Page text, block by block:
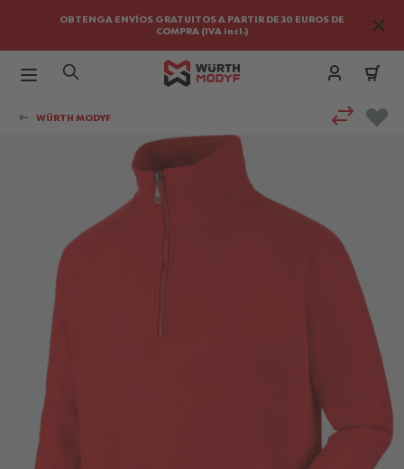
OBTENGA ENVÍOS GRATUITOS A PARTIR DE 30 EUROS DE
COMPRA (IVA incl.)
WÜRTH MODYF